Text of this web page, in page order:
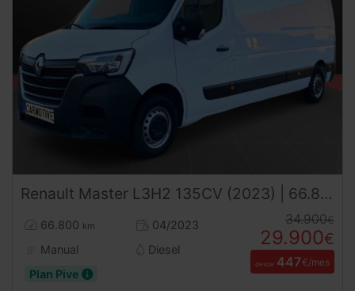
Renault Master L3H2 135CV (2023) | 66.800km | 455€/mes
66.800 km
04/2023
Manual
Diesel
Plan Pive
34.900€
29.900€
desde 447€/mes